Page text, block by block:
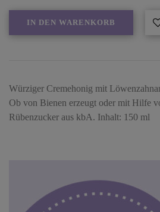
IN DEN WARENKORB
Würziger Cremehonig mit
Ob von Bienen erzeugt oder mit Hilfe
Rübenzucker aus kbA. Inhalt: 150 ml